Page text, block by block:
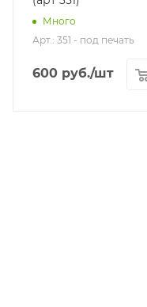
Много
Арт.: 351 - под печать
600 руб./шт